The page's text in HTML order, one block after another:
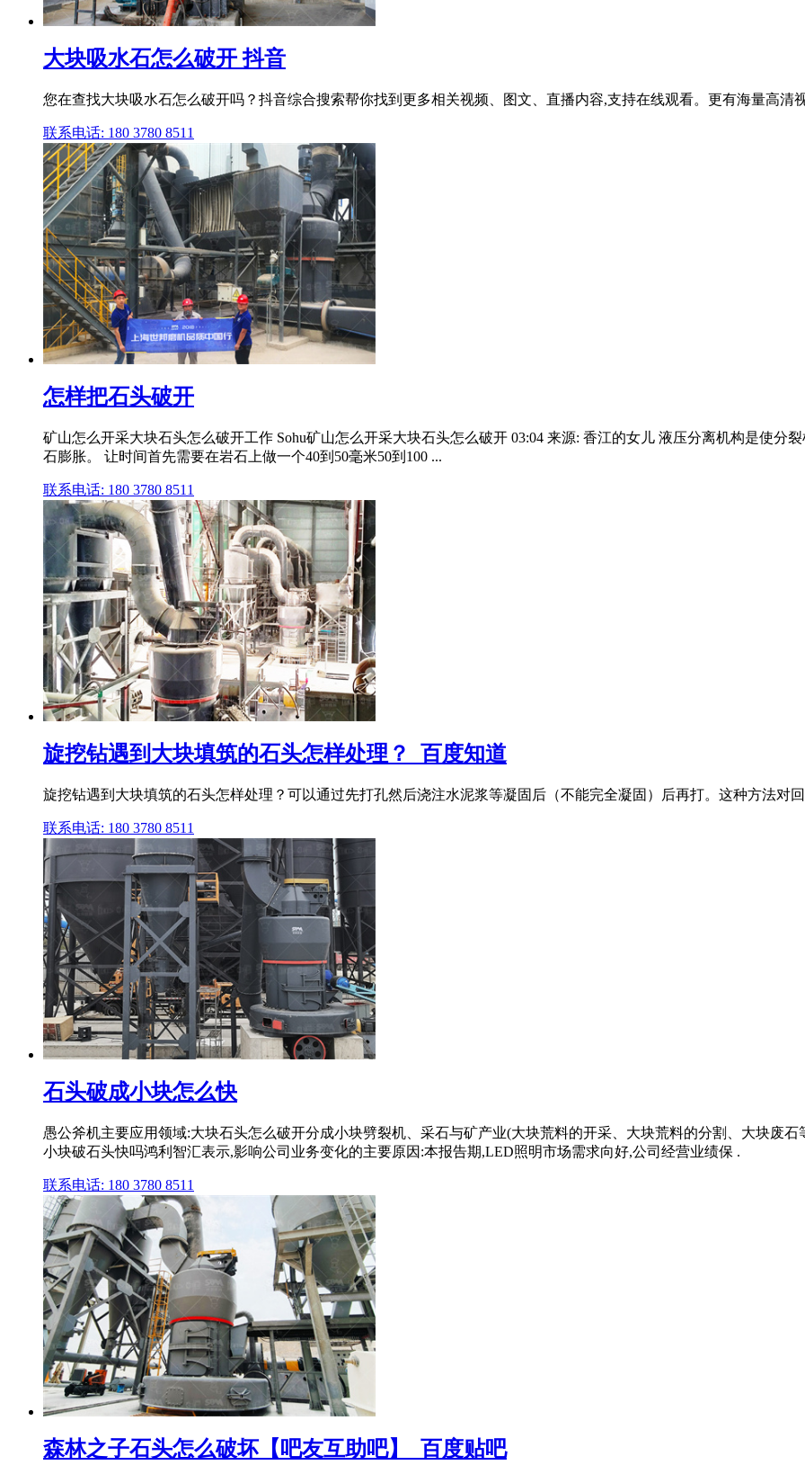
大块吸水石怎么破开 抖音
您在查找大块吸水石怎么破开吗？抖音综合搜索帮你找到更多相关视频、图文、直播内容,支持在线观看。更有海量高清
联系电话: 180 3780 8511
怎样把石头破开
矿山怎么开采大块石头怎么破开工作 Sohu矿山怎么开采大块石头怎么破开 03:04 来源: 香江的女儿 液压分离机构是使分
石膨胀。 让时间首先需要在岩石上做一个40到50毫米50到100 ...
联系电话: 180 3780 8511
旋挖钻遇到大块填筑的石头怎样处理？_百度知道
旋挖钻遇到大块填筑的石头怎样处理？可以通过先打孔然后浇注水泥浆等凝固后（不能完全凝固）后再打。这种方法对
联系电话: 180 3780 8511
石头破成小块怎么快
愚公斧机主要应用领域:大块石头怎么破开分成小块劈裂机、采石与矿产业(大块荒料的开采、大块荒料的分割、大块废
小块破石头快吗鸿利智汇表示,影响公司业务变化的主要原因:本报告期,LED照明市场需求向好,公司经营业绩保 .
联系电话: 180 3780 8511
森林之子石头怎么破坏【吧友互助吧】_百度贴吧